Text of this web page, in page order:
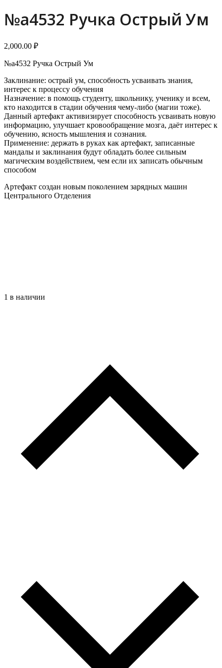
№a4532 Ручка Острый Ум
2,000.00 ₽
№a4532 Ручка Острый Ум
Заклинание: острый ум, способность усваивать знания,
интерес к процессу обучения
Назначение: в помощь студенту, школьнику, ученику и всем,
кто находится в стадии обучения чему-либо (магии тоже).
Данный артефакт активизирует способность усваивать новую
информацию, улучшает кровообращение мозга, даёт интерес к
обучению, ясность мышления и сознания.
Применение: держать в руках как артефакт, записанные
мандалы и заклинания будут обладать более сильным
магическим воздействием, чем если их записать обычным
способом
Артефакт создан новым поколением зарядных машин
Центрального Отделения
1 в наличии